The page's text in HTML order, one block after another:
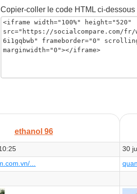
Copier-coller le code HTML ci-